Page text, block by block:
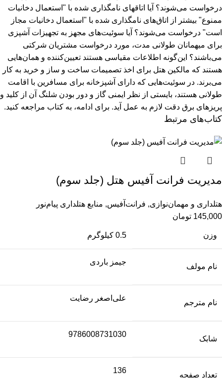
درخواست می‌شوند؟ آیا اتاق‏های نام‏گذاری شده با "استعمال دخانیات
ممنوع" بیشتر از اتاق‌های نام‏گذاری شده با "استعمال دخانیات مجاز
است" درخواست می‌شوند؟ آیا سوئیت‌های مجهز به تجهیزات آشپزی
برای میهمانان طولانی مدت، مورد درخواست مشتریان شرکتی
می‌باشند؟ این‌گونه اطلاعات مقیاسی هستند تعیین‌کننده و همان‌هایی
هستند که مالکین هتل برای اخذ تصمیمات ساخت و ساز و خرید به کار
می‌برند. در سوئیت‌هایی که دارای آشپزخانه برای مسافرین با اقامت
طولانی هستند، بایستی از نظر ایمنی گاز و دور بودن شلنگ آن از کلید و
پریزهای برق دقت لازم به عمل آید. برای ادامه، به کتاب مراجعه کنید.
کتاب‌های مرتبط
مدیریت فرانت آفیس هتل (جلد سوم)
هتلداری و مهمان‌نوازی, فرانت‌آفیس, منابع هتلداری پیام‌نور
145,000 تومان
وزن 0.5 کیلوگرم
نام مولف
جیمز باردی
نام مترجم
علی‌اصغر رضایت
شابک
9786008731030
تعداد صفحه
136